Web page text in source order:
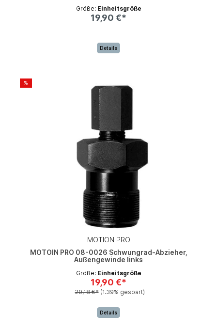
Größe: Einheitsgröße
19,90 €*
Details
%
MOTION PRO
MOTOIN PRO 08-0026 Schwungrad-Abzieher,
Außengewinde links
Größe: Einheitsgröße
19,90 €*
20,18 €* (1.39% gespart)
Details